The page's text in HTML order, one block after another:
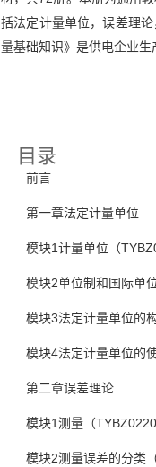
括法定计量单位，误差理
量基础知识》是供电企业
目录
前言
第一章法定计量单位
模块1计量单位（
模块2单位制和国际单
模块3法定计量单位的
模块4法定计量单位的
第二章误差理论
模块1测量（
模块2测量误差的分类